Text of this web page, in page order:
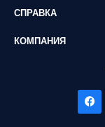
СПРАВКА
КОМПАНИЯ